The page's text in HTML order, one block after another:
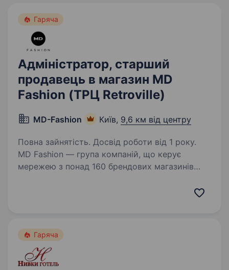
Гаряча
Адміністратор, старший
продавець в магазин MD
Fashion (ТРЦ Retroville)
MD-Fashion Київ, 9,6 км від центру
Повна зайнятість. Досвід роботи від 1 року.
MD Fashion — група компаній, що керує
мережею з понад 160 брендових магазинів
та представляє світові бренди Tommy Hilfiger,
Гаряча